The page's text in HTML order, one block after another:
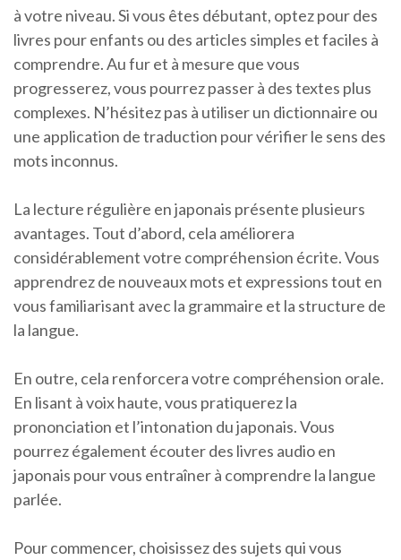
à votre niveau. Si vous êtes débutant, optez pour des
livres pour enfants ou des articles simples et faciles à
comprendre. Au fur et à mesure que vous
progresserez, vous pourrez passer à des textes plus
complexes. N’hésitez pas à utiliser un dictionnaire ou
une application de traduction pour vérifier le sens des
mots inconnus.
La lecture régulière en japonais présente plusieurs
avantages. Tout d’abord, cela améliorera
considérablement votre compréhension écrite. Vous
apprendrez de nouveaux mots et expressions tout en
vous familiarisant avec la grammaire et la structure de
la langue.
En outre, cela renforcera votre compréhension orale.
En lisant à voix haute, vous pratiquerez la
prononciation et l’intonation du japonais. Vous
pourrez également écouter des livres audio en
japonais pour vous entraîner à comprendre la langue
parlée.
Pour commencer, choisissez des sujets qui vous